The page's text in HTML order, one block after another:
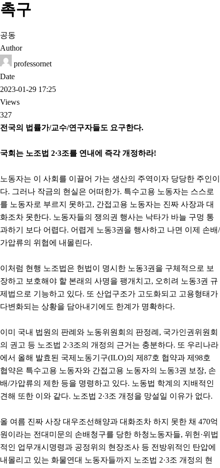
촉구
공동
Author
professornet
Date
2023-01-29 17:25
Views
327
전국의 법률가/교수/연구자들도 요구한다.
국회는 노조법 2·3조를 연내에 즉각 개정하라!
노동자는 이 사회를 이끌어 가는 생산의 주역이자 당당한 주인이
다. 그러나 작금의 현실은 어떠한가. 특수고용 노동자는 스스로
를 노동자로 부르지 못하고, 간접고용 노동자는 진짜 사장과 대
화조차 못한다. 노동자들의 쟁의권 행사는 낙타가 바늘 구멍 통
과하기 보다 어렵다. 어렵게 노동3권을 행사하고 나면 이제 손배/
가압류의 위협에 내몰린다.
이처럼 현행 노조법은 헌법이 명시한 노동3권을 구체적으로 보
장하고 보호해야 할 본래의 사명을 팽개치고, 오히려 노동3권 규
제법으로 기능하고 있다. 또 산업구조가 고도화되고 고용형태가
다변화되는 상황을 담아내기에도 한계가 명확하다.
이미 국내 법원의 판례와 노동위원회의 판정례, 국가인권위원회
의 권고 등 노조법 2·3조의 개정의 근거는 충분하다. 또 우리나라
에서 올해 발효된 국제노동기구(ILO)의 제87호 협약과 제98호
협약은 특수고용 노동자와 간접고용 노동자의 노동3권 보장, 손
배/가압류의 제한 등을 명령하고 있다. 노동법 학계의 지배적인
견해 또한 이와 같다. 노조법 2·3조 개정을 망설일 이유가 없다.
올 여름 진짜 사장 대우조선해양과 대화조차 하지 못한 채 470억
원이라는 전대미문의 손배청구를 당한 하청노동자들, 위헌·위법
적인 업무개시명령과 공정위의 현장조사 등 전방위적인 탄압에
내몰리고 있는 화물연대 노동자들까지 노조법 2·3조 개정의 현